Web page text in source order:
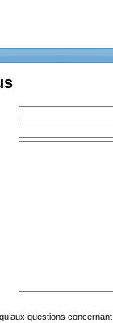
questions